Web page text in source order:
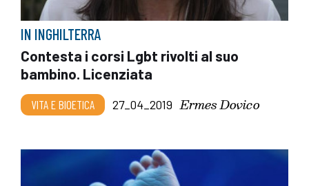
IN INGHILTERRA
Contesta i corsi Lgbt rivolti al suo
bambino. Licenziata
VITA E BIOETICA 27_04_2019 Ermes Dovico